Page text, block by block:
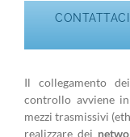
Il collegamento
controllo avviene
mezzi trasmissivi
realizzare dei